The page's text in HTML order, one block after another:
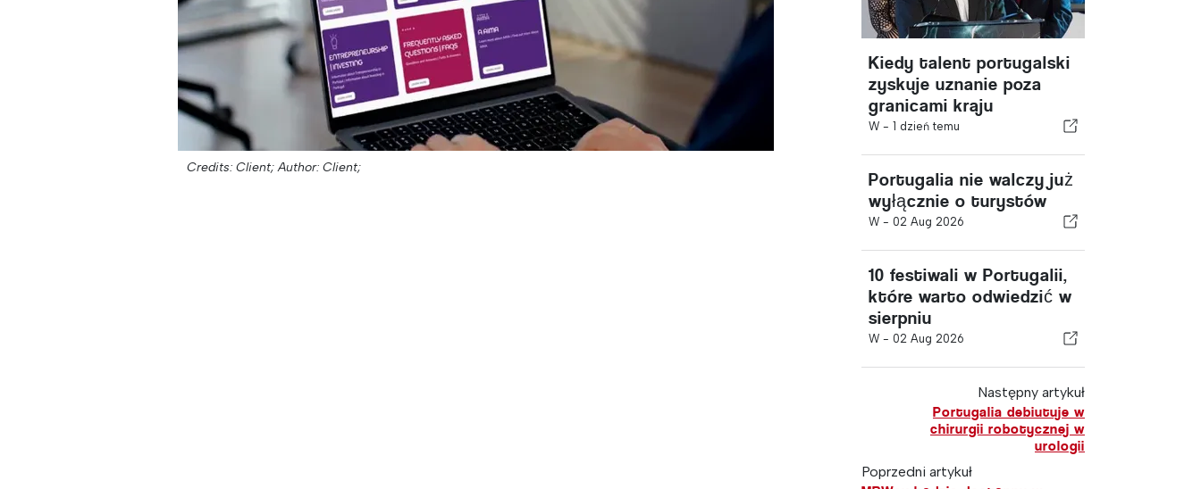
Credits: Client; Author: Client;
Kiedy talent portugalski
zyskuje uznanie poza
granicami kraju
W - 1 dzień temu
Portugalia nie walczy już
wyłącznie o turystów
W - 02 Aug 2026
10 festiwali w Portugalii,
które warto odwiedzić w
sierpniu
W - 02 Aug 2026
Następny artykuł
Portugalia debiutuje w
chirurgii robotycznej w
urologii
Poprzedni artykuł